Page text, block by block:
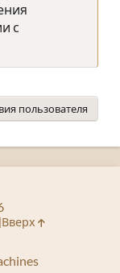
с
пользователя
Вверх